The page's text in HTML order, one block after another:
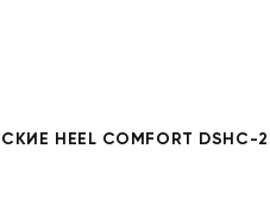
HEEL COMFORT DSHC-